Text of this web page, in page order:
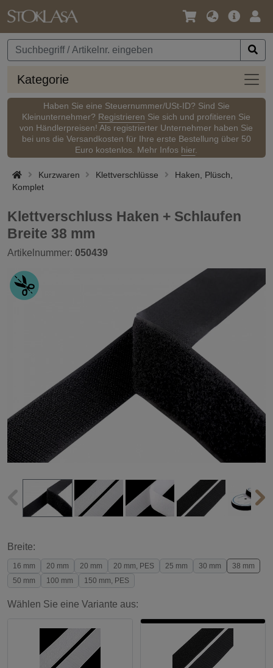
Sprache
Währung
Kategorie
Haben Sie eine Steuernummer/USt-ID? Sind Sie
Kleinunternehmer? Registrieren Sie sich und profitieren Sie
von Händlerpreisen! Als registrierter Unternehmer haben Sie
bei uns die Versandkosten für Ihre erste Bestellung über 50
Euro kostenlos. Mehr Infos hier.
Kurzwaren Klettverschlüsse
Haken, Plüsch,
Komplet
Klettverschluss Haken + Schlaufen
Breite 38 mm
Artikelnummer: 050439
Breite:
16 mm 20 mm 20 mm 20 mm, PES 25 mm 30 mm
38 mm
50 mm
100 mm 150 mm, PES
Wählen Sie eine Variante aus: